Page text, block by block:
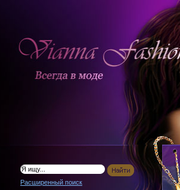
Расширенный поиск